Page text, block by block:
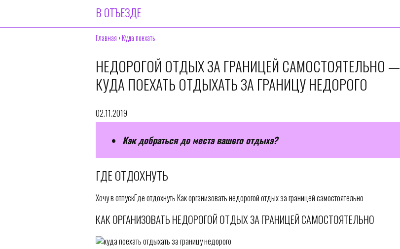
В ОТЪЕЗДЕ
Главная ›Куда поехать
НЕДОРОГОЙ ОТДЫХ ЗА ГРАНИЦЕЙ САМОСТОЯТЕЛЬНО —
КУДА ПОЕХАТЬ ОТДЫХАТЬ ЗА ГРАНИЦУ НЕДОРОГО
02.11.2019
Как добраться до места вашего отдыха?
ГДЕ ОТДОХНУТЬ
Хочу в отпускГде отдохнуть Как организовать недорогой отдых за границей самостоятельно
КАК ОРГАНИЗОВАТЬ НЕДОРОГОЙ ОТДЫХ ЗА ГРАНИЦЕЙ САМОСТОЯТЕЛЬНО